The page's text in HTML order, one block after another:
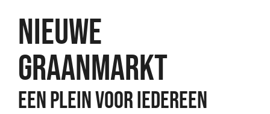
NIEUWE
GRAANMARKT
EEN PLEIN VOOR IEDEREEN